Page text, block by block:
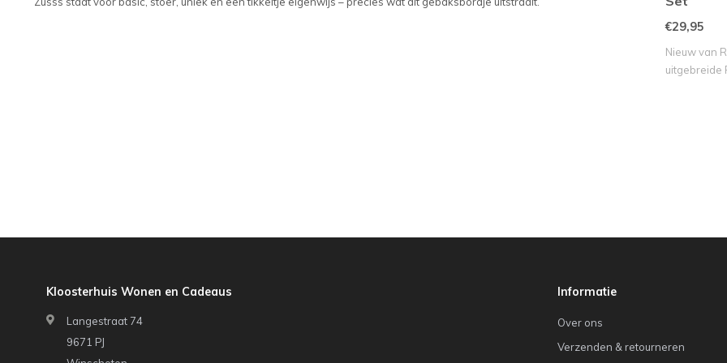
€29,95
Nieuw van
uitgebreide
Kloosterhuis Wonen en Cadeaus
Langestraat 74
9671 PJ
Informatie
Over ons
Verzenden & retourneren